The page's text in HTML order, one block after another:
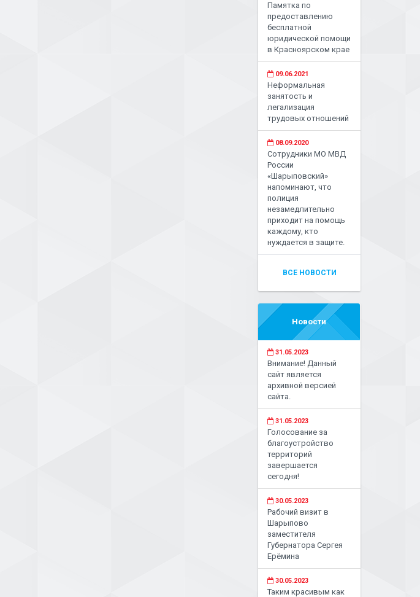
Памятка по
предоставлению
бесплатной
юридической помощи
в Красноярском крае
09.06.2021
Неформальная
занятость и
легализация
трудовых отношений
08.09.2020
Сотрудники МО МВД
России
«Шарыповский»
напоминают, что
полиция
незамедлительно
приходит на помощь
каждому, кто
нуждается в защите.
ВСЕ НОВОСТИ
Новости
31.05.2023
Внимание! Данный
сайт является
архивной версией
сайта.
31.05.2023
Голосование за
благоустройство
территорий
завершается
сегодня!
30.05.2023
Рабочий визит в
Шарыпово
заместителя
Губернатора Сергея
Ерёмина
30.05.2023
Таким красивым как